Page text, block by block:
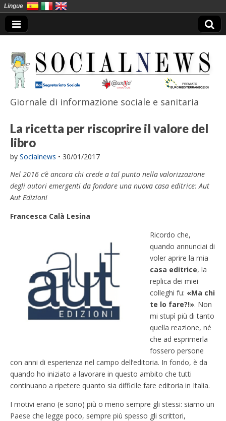
SocialNews
Giornale di informazione sociale e sanitaria
La ricetta per riscoprire il valore del
libro
by Socialnews • 30/01/2017
Nel 2016 c’è ancora chi crede a tal punto nella valorizzazione
degli autori emergenti da fondare una nuova casa editrice: Aut
Aut Edizioni
Francesca Calà Lesina
Ricordo che,
quando annunciai di
voler aprire la mia
casa editrice, la
replica dei miei
colleghi fu: «Ma chi
te lo fare?!». Non
mi stupì più di tanto
quella reazione, né
che ad esprimerla
fossero persone
con anni di esperienza nel campo dell’editoria. In fondo, è da
quando ho iniziato a lavorare in questo ambito che tutti
continuano a ripetere quanto sia difficile fare editoria in Italia.
I motivi erano (e sono) più o meno sempre gli stessi: siamo un
Paese che legge poco, sempre più spesso gli scrittori,
Lingue